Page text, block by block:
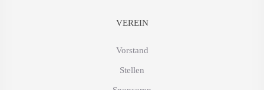
VEREIN
Vorstand
Stellen